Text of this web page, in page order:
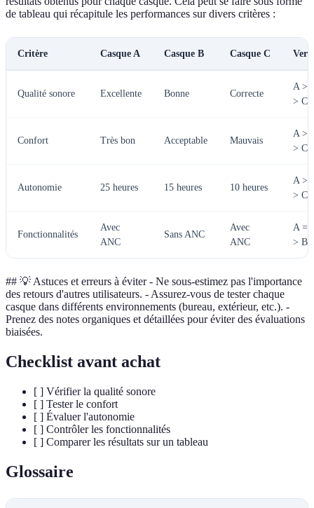
de tableau qui récapitule les performances sur divers critères :
Critère Casque A Casque B Casque C
Qualité sonore Excellente Bonne Correcte
A >
> C
Confort Très bon Acceptable Mauvais
A >
> C
Autonomie 25 heures 15 heures 10 heures
A >
> C
Fonctionnalités
Avec
ANC
Sans ANC
Avec
ANC
A =
> B
## 💡 Astuces et erreurs à éviter - Ne sous-estimez pas l'importance
des retours d'autres utilisateurs. - Assurez-vous de tester chaque
casque dans différents environnements (bureau, extérieur, etc.). -
Prenez des notes organiques et détaillées pour éviter des évaluations
biaisées.
Checklist avant achat
[ ] Vérifier la qualité sonore
[ ] Tester le confort
[ ] Évaluer l'autonomie
[ ] Contrôler les fonctionnalités
[ ] Comparer les résultats sur un tableau
Glossaire